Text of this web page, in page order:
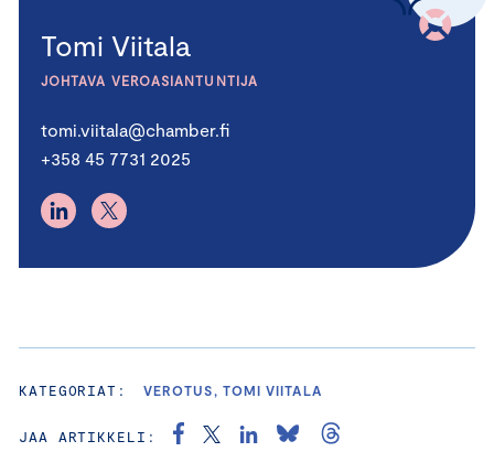
Tomi Viitala
JOHTAVA VEROASIANTUNTIJA
tomi.viitala@chamber.fi
+358 45 7731 2025
KATEGORIAT: VEROTUS, TOMI VIITALA
JAA ARTIKKELI: